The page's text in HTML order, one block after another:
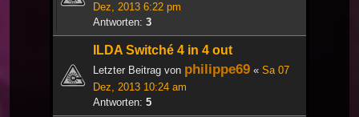
Dez, 2013 6:22 pm
Antworten: 3
ILDA Switché 4 in 4 out
Letzter Beitrag von philippe69 « Sa 07
Dez, 2013 10:24 am
Antworten: 5